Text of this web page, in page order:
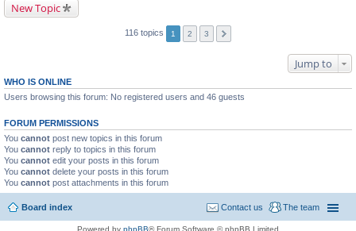
New Topic
116 topics 1 2 3
Jump to
WHO IS ONLINE
Users browsing this forum: No registered users and 46 guests
FORUM PERMISSIONS
You cannot post new topics in this forum
You cannot reply to topics in this forum
You cannot edit your posts in this forum
You cannot delete your posts in this forum
You cannot post attachments in this forum
Board index The team
Contact us
Powered by phpBB® Forum Software © phpBB Limited